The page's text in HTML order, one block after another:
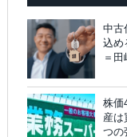
中古
込め
＝
株価
産は
つの